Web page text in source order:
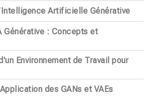
Artificielle Générative
Générative : Concepts et
Environnement de Travail pour
des GANs et VAEs